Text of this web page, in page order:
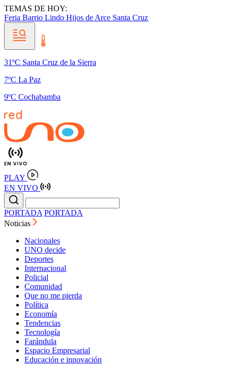
TEMAS DE HOY:
Feria Barrio Lindo Hijos de Arce Santa Cruz
31ºC Santa Cruz de la Sierra
7ºC La Paz
9ºC Cochabamba
PLAY
EN VIVO
PORTADA PORTADA
Noticias
Nacionales
UNO decide
Deportes
Internacional
Policial
Comunidad
Que no me pierda
Política
Economía
Tendencias
Tecnología
Farándula
Espacio Empresarial
Educación e innovación